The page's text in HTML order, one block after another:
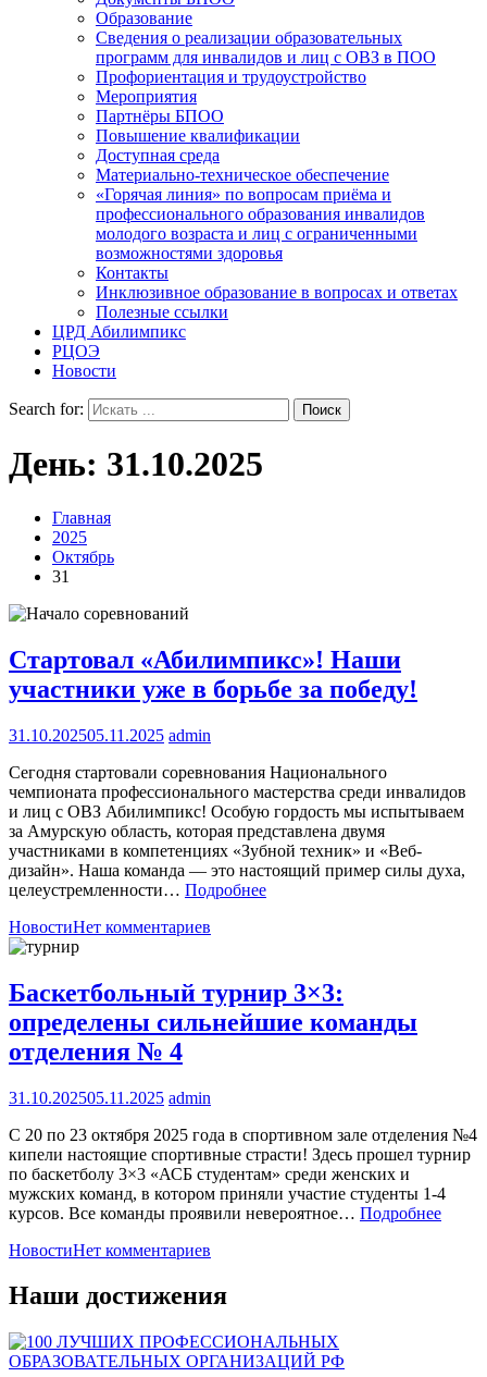
Образование
Сведения о реализации образовательных
программ для инвалидов и лиц с ОВЗ в ПОО
Профориентация и трудоустройство
Мероприятия
Партнёры БПОО
Повышение квалификации
Доступная среда
Материально-техническое обеспечение
«Горячая линия» по вопросам приёма и
профессионального образования инвалидов
молодого возраста и лиц с ограниченными
возможностями здоровья
Контакты
Инклюзивное образование в вопросах и ответах
Полезные ссылки
ЦРД Абилимпикс
РЦОЭ
Новости
Search for:
День: 31.10.2025
Главная
2025
Октябрь
31
Стартовал «Абилимпикс»! Наши
участники уже в борьбе за победу!
31.10.202505.11.2025 admin
Сегодня стартовали соревнования Национального
чемпионата профессионального мастерства среди инвалидов
и лиц с ОВЗ Абилимпикс! Особую гордость мы испытываем
за Амурскую область, которая представлена двумя
участниками в компетенциях «Зубной техник» и «Веб-
дизайн». Наша команда — это настоящий пример силы духа,
целеустремленности… Подробнее
НовостиНет комментариев
Бaскетбольный турнир 3×3:
определены сильнейшие команды
отделения № 4
31.10.202505.11.2025 admin
С 20 по 23 октября 2025 года в спортивном зале отделения №4
кипели настоящие спортивные страсти! Здесь прошел турнир
по баскетболу 3×3 «АСБ студентам» среди женских и
мужских команд, в котором приняли участие студенты 1-4
курсов. Все команды проявили невероятное… Подробнее
НовостиНет комментариев
Наши достижения